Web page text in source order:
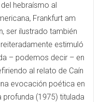
hebraísmo al
Frankfurt am
ser ilustrado también
estimuló
– podemos decir – en
al relato de Caín
evocación poética en
(1975) titulada